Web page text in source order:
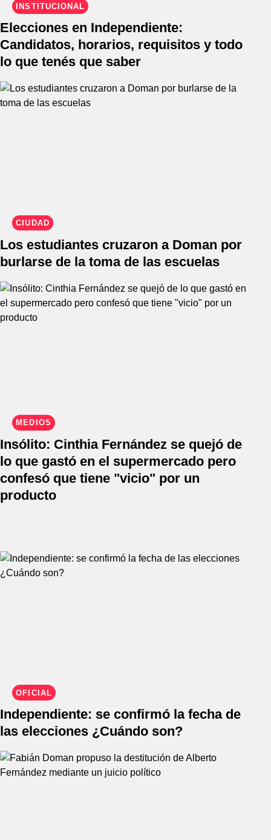
INSTITUCIONAL
Elecciones en Independiente:
Candidatos, horarios, requisitos y todo
lo que tenés que saber
CIUDAD
Los estudiantes cruzaron a Doman por
burlarse de la toma de las escuelas
MEDIOS
Insólito: Cinthia Fernández se quejó de
lo que gastó en el supermercado pero
confesó que tiene "vicio" por un
producto
OFICIAL
Independiente: se confirmó la fecha de
las elecciones ¿Cuándo son?